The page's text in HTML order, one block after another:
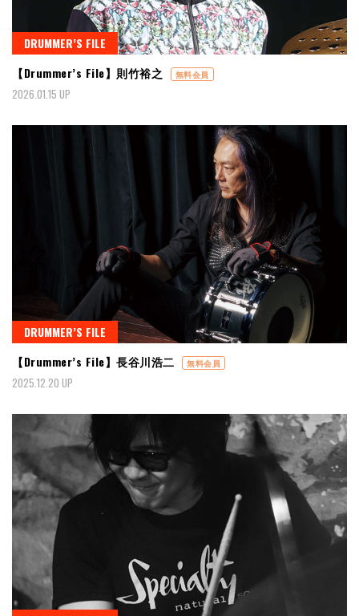
DRUMMER’S FILE
【Drummer’s File】則竹裕之
無料会員
2026.01.15 UP
DRUMMER’S FILE
【Drummer’s File】長谷川浩二
無料会員
2025.12.20 UP